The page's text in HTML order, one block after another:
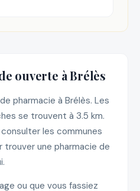
ouverte à Brélès
pharmacie à Brélès. Les
se trouvent à 3.5 km.
les communes
une pharmacie de
ou que vous fassiez